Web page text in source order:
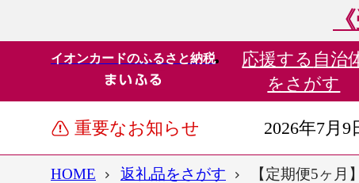
イオンカードのふるさと納税 応援する 自治
をさがす
重要なお知らせ 2026年7月9
HOME 返礼品をさがす
【定期便5ヶ